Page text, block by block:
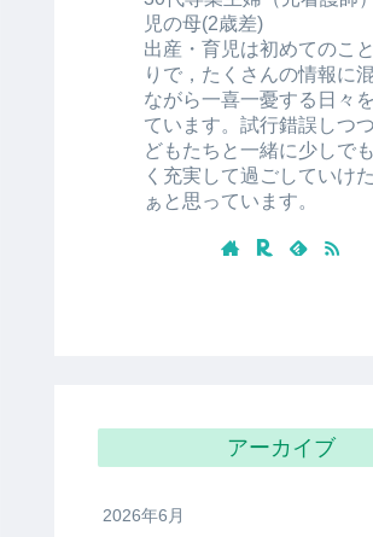
児の母(2歳差)
出産・育児は初めてのこ
りで，たくさんの情報に混
ながら一喜一憂する日々
ています。試行錯誤しつ
どもたちと一緒に少しでも
く充実して過ごしていけ
ぁと思っています。
アーカイブ
2026年6月